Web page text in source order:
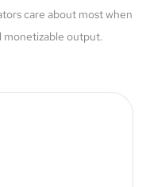
care about most when
monetizable output.